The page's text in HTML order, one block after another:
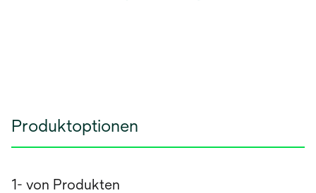
Produktoptionen
1- von Produkten